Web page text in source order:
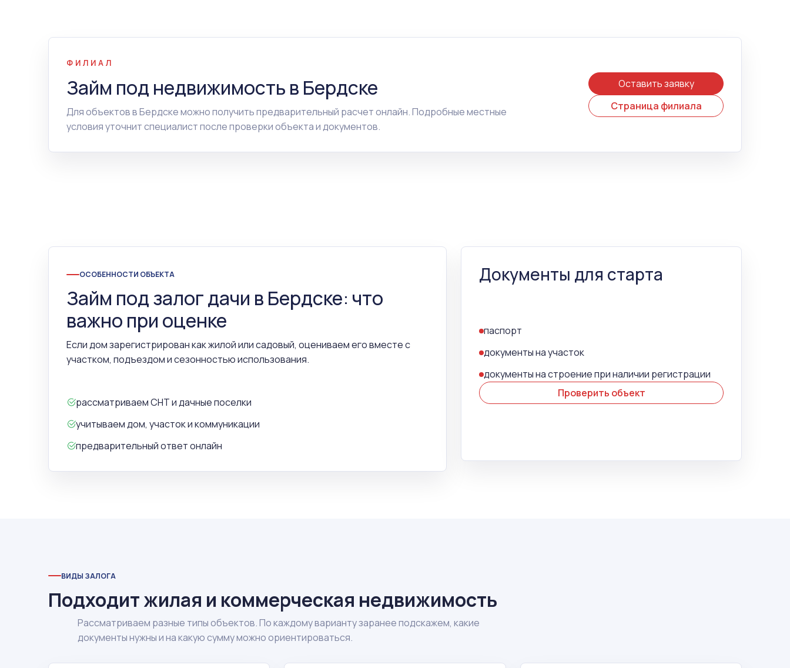
ФИЛИАЛ
Займ под недвижимость в Бердске
Для объектов в Бердске можно получить предварительный расчет онлайн. Подробные местные
условия уточнит специалист после проверки объекта и документов.
Оставить заявку
Страница филиала
ОСОБЕННОСТИ ОБЪЕКТА
Займ под залог дачи в Бердске: что
важно при оценке
Если дом зарегистрирован как жилой или садовый, оцениваем его вместе с
участком, подъездом и сезонностью использования.
рассматриваем СНТ и дачные поселки
учитываем дом, участок и коммуникации
предварительный ответ онлайн
Документы для старта
паспорт
документы на участок
документы на строение при наличии регистрации
Проверить объект
ВИДЫ ЗАЛОГА
Подходит жилая и коммерческая недвижимость
Рассматриваем разные типы объектов. По каждому варианту заранее подскажем, какие
документы нужны и на какую сумму можно ориентироваться.